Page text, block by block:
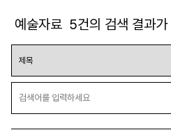
예술자료 5건의 검색 결과